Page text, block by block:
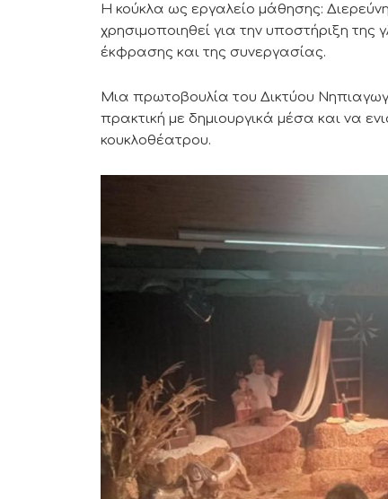
Η κούκλα ως εργαλείο μάθησης:
χρησιμοποιηθεί για την υποστήριξη της
έκφρασης και της συνεργασίας.
Μια πρωτοβουλία του Δικτύου
πρακτική με δημιουργικά μέσα και να
κουκλοθέατρου.